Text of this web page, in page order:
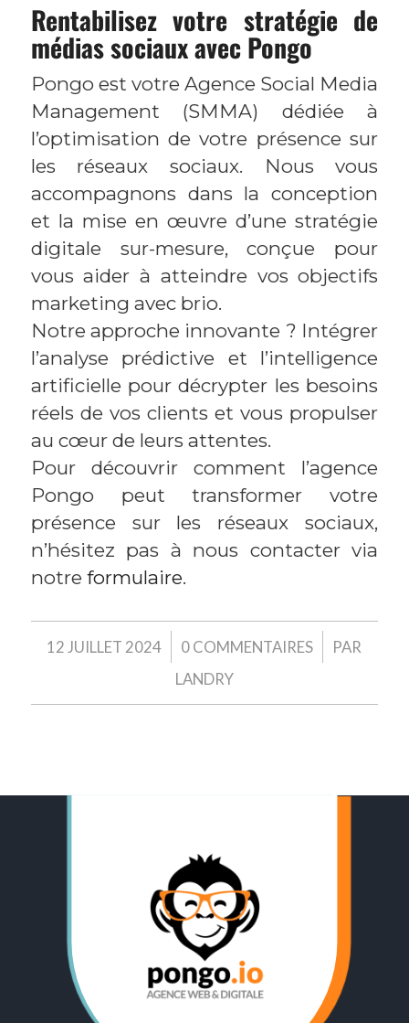
Rentabilisez votre stratégie de
médias sociaux avec Pongo
Pongo est votre Agence Social Media
Management (SMMA) dédiée à
l’optimisation de votre présence sur
les réseaux sociaux. Nous vous
accompagnons dans la conception
et la mise en œuvre d’une stratégie
digitale sur-mesure, conçue pour
vous aider à atteindre vos objectifs
marketing avec brio.
Notre approche innovante ? Intégrer
l’analyse prédictive et l’intelligence
artificielle pour décrypter les besoins
réels de vos clients et vous propulser
au cœur de leurs attentes.
Pour découvrir comment l’agence
Pongo peut transformer votre
présence sur les réseaux sociaux,
n’hésitez pas à nous contacter via
notre formulaire.
12 JUILLET 2024
/ 0 COMMENTAIRES
/
PAR
LANDRY